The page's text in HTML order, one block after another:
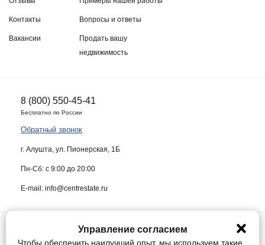
Контакты
Вакансии
Вопросы и ответы
Продать вашу
недвижимость
8 (800) 550-45-41
Бесплатно по России
Обратный звонок
г. Алушта, ул. Пионерская, 1Б
Пн-Сб: с 9:00 до 20:00
E-mail: info@centrestate.ru
ИП Жуков Виктор Васильевич ИНН 910218942064
Управление согласием
Чтобы обеспечить наилучший опыт, мы используем такие